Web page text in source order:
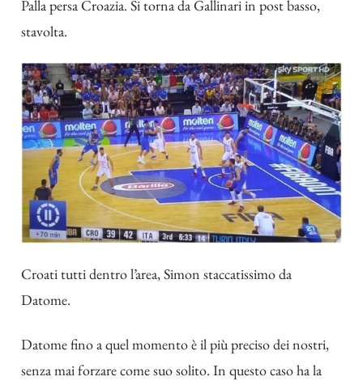
Palla persa Croazia. Si torna da Gallinari in post basso,
stavolta.
Croati tutti dentro l’area, Simon staccatissimo da
Datome.
Datome fino a quel momento è il più preciso dei nostri,
senza mai forzare come suo solito. In questo caso ha la